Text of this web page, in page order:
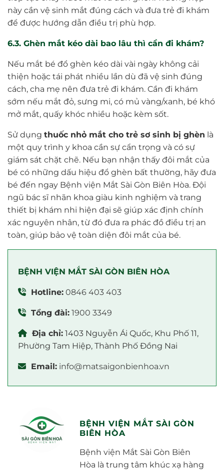
này cần vệ sinh mắt đúng cách và đưa trẻ đi khám
để được hướng dẫn điều trị phù hợp.
6.3. Ghèn mắt kéo dài bao lâu thì cần đi khám?
Nếu mắt bé đổ ghèn kéo dài vài ngày không cải
thiện hoặc tái phát nhiều lần dù đã vệ sinh đúng
cách, cha mẹ nên đưa trẻ đi khám. Cần đi khám
sớm nếu mắt đỏ, sưng mi, có mủ vàng/xanh, bé khó
mở mắt, quấy khóc nhiều hoặc kèm sốt.
Sử dụng thuốc nhỏ mắt cho trẻ sơ sinh bị ghèn là
một quy trình y khoa cần sự cẩn trọng và có sự
giám sát chặt chẽ. Nếu bạn nhận thấy đôi mắt của
bé có những dấu hiệu đổ ghèn bất thường, hãy đưa
bé đến ngay Bệnh viện Mắt Sài Gòn Biên Hòa. Đội
ngũ bác sĩ nhãn khoa giàu kinh nghiệm và trang
thiết bị khám nhi hiện đại sẽ giúp xác định chính
xác nguyên nhân, từ đó đưa ra phác đồ điều trị an
toàn, giúp bảo vệ toàn diện đôi mắt của bé.
BỆNH VIỆN MẮT SÀI GÒN BIÊN HÒA
Hotline: 0846 403 403
Tổng đài: 1900 3349
Địa chỉ: 1403 Nguyễn Ái Quốc, Khu Phố 11,
Phường Tam Hiệp, Thành Phố Đồng Nai
Email: info@matsaigonbienhoa.vn
BỆNH VIỆN MẮT SÀI GÒN
BIÊN HÒA
Bệnh viện Mắt Sài Gòn Biên
Hòa là trung tâm khúc xạ hàng